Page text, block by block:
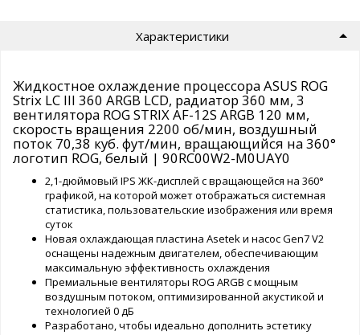
Характеристики
Жидкостное охлаждение процессора ASUS ROG
Strix LC III 360 ARGB LCD, радиатор 360 мм, 3
вентилятора ROG STRIX AF-12S ARGB 120 мм,
скорость вращения 2200 об/мин, воздушный
поток 70,38 куб. фут/мин, вращающийся на 360°
логотип ROG, белый | 90RC00W2-M0UAY0
2,1-дюймовый IPS ЖК-дисплей с вращающейся на 360°
графикой, на которой может отображаться системная
статистика, пользовательские изображения или время
суток
Новая охлаждающая пластина Asetek и насос Gen7 V2
оснащены надежным двигателем, обеспечивающим
максимальную эффективность охлаждения
Премиальные вентиляторы ROG ARGB с мощным
воздушным потоком, оптимизированной акустикой и
технологией 0 дБ
Разработано, чтобы идеально дополнить эстетику